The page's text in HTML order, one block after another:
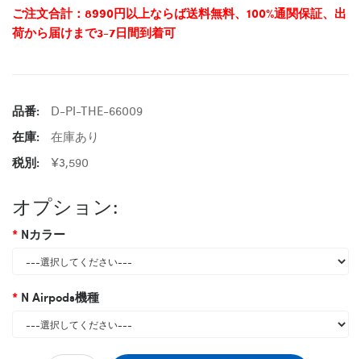
ご注文合計：8990円以上ならば送料無料、100%通関保証、出
荷から届けまで3-7日間到着可
品番:
D-PI-THE-66009
在庫:
在庫あり
税別:
¥3,590
オプション:
Nカラー
N Airpods機種